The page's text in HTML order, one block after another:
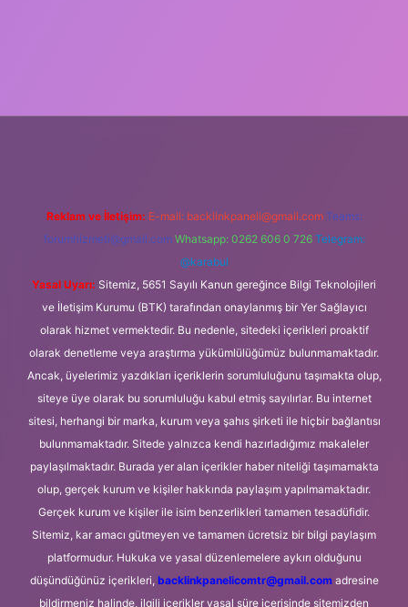
Reklam ve İletişim: E-mail: backlinkpaneli@gmail.com Teams:
forumhizmeti@gmail.com Whatsapp: 0262 606 0 726 Telegram:
@karabul
Yasal Uyarı: Sitemiz, 5651 Sayılı Kanun gereğince Bilgi Teknolojileri
ve İletişim Kurumu (BTK) tarafından onaylanmış bir Yer Sağlayıcı
olarak hizmet vermektedir. Bu nedenle, sitedeki içerikleri proaktif
olarak denetleme veya araştırma yükümlülüğümüz bulunmamaktadır.
Ancak, üyelerimiz yazdıkları içeriklerin sorumluluğunu taşımakta olup,
siteye üye olarak bu sorumluluğu kabul etmiş sayılırlar. Bu internet
sitesi, herhangi bir marka, kurum veya şahıs şirketi ile hiçbir bağlantısı
bulunmamaktadır. Sitede yalnızca kendi hazırladığımız makaleler
paylaşılmaktadır. Burada yer alan içerikler haber niteliği taşımamakta
olup, gerçek kurum ve kişiler hakkında paylaşım yapılmamaktadır.
Gerçek kurum ve kişiler ile isim benzerlikleri tamamen tesadüfidir.
Sitemiz, kar amacı gütmeyen ve tamamen ücretsiz bir bilgi paylaşım
platformudur. Hukuka ve yasal düzenlemelere aykırı olduğunu
düşündüğünüz içerikleri, backlinkpanelicomtr@gmail.comadresine
bildirmeniz halinde, ilgili içerikler yasal süre içerisinde sitemizden